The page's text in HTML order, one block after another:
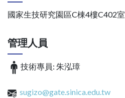
國家生技研究園區C棟4樓C402室
管理人員
技術專員: 朱泓璋
sugizo@gate.sinica.edu.tw